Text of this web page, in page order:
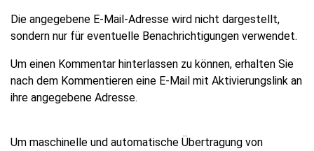
Die angegebene E-Mail-Adresse wird nicht dargestellt,
sondern nur für eventuelle Benachrichtigungen verwendet.
Um einen Kommentar hinterlassen zu können, erhalten Sie
nach dem Kommentieren eine E-Mail mit Aktivierungslink an
ihre angegebene Adresse.
Um maschinelle und automatische Übertragung von